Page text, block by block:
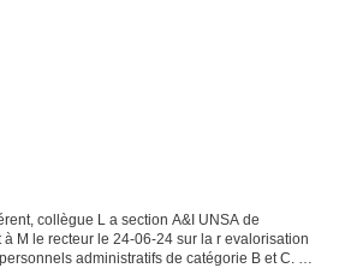
collègue L a section A&I UNSA de
à M le recteur le 24-06-24 sur la r evalorisation
administratifs de catégorie B et C. Ce